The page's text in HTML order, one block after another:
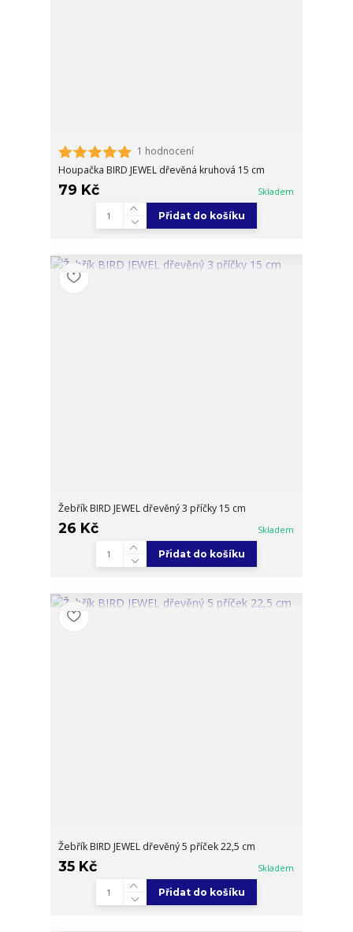
1 hodnocení
Houpačka BIRD JEWEL dřevěná kruhová 15 cm
79 Kč Skladem
Přidat do košíku
Žebřík BIRD JEWEL dřevěný 3 příčky 15 cm
26 Kč Skladem
Přidat do košíku
Žebřík BIRD JEWEL dřevěný 5 příček 22,5 cm
35 Kč Skladem
Přidat do košíku